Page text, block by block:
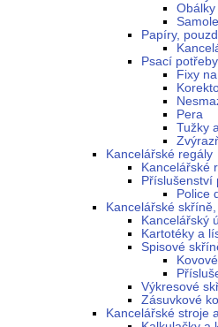
Obálky
Papíry,
Psací potřeby
Fixy
Pera
Tužky
Kancelářské regály
Kancelářské
Příslušenství
Police
Kancelářské
Kancelářský
Kartotéky a
Spisové
Výkresové
Zásuvkové
Kancelářské stroje